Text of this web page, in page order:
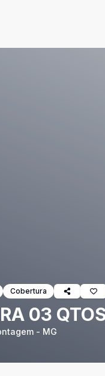
Cobertura
03
- MG